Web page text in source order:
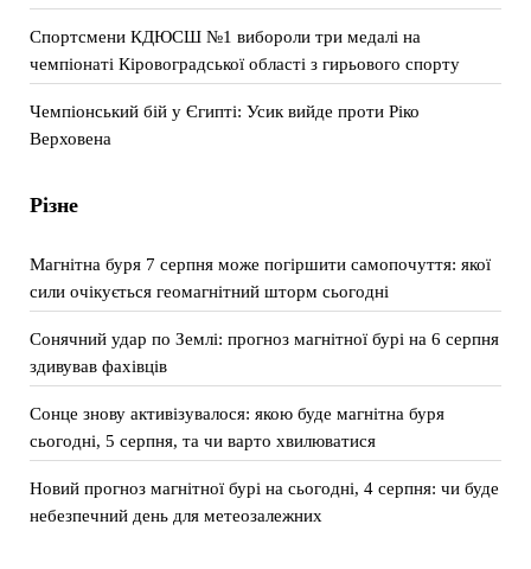
Спортсмени КДЮСШ №1 вибороли три медалі на
чемпіонаті Кіровоградської області з гирьового спорту
Чемпіонський бій у Єгипті: Усик вийде проти Ріко
Верховена
Різне
Магнітна буря 7 серпня може погіршити самопочуття: якої
сили очікується геомагнітний шторм сьогодні
Сонячний удар по Землі: прогноз магнітної бурі на 6 серпня
здивував фахівців
Сонце знову активізувалося: якою буде магнітна буря
сьогодні, 5 серпня, та чи варто хвилюватися
Новий прогноз магнітної бурі на сьогодні, 4 серпня: чи буде
небезпечний день для метеозалежних